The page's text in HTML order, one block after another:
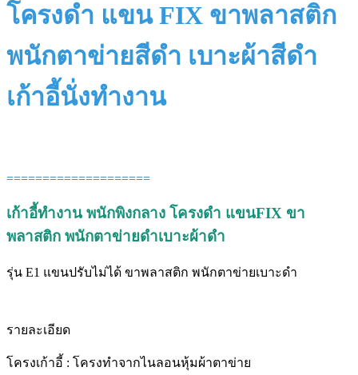
โครงดำ แขน FIX ขาพลาสติก
พนักตาข่ายสีดำ เบาะผ้าสีดำ
เก้าอี้นั่งทำงาน
====================
เก้าอี้ทำงาน พนักพิงกลาง โครงดำ แขนFIX ขา
พลาสติก พนักตาข่ายดำเบาะผ้าดำ
รุ่น E1 แขนปรับไม่ได้ ขาพลาสติก พนักตาข่ายเบาะดำ
รายละเอียด
โครงเก้าอี้ : โครงทำจากไนลอนหุ้มผ้าตาข่าย